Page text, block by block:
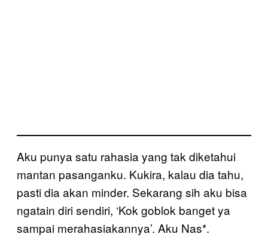
Aku punya satu rahasia yang tak diketahui
mantan pasanganku. Kukira, kalau dia tahu,
pasti dia akan minder. Sekarang sih aku bisa
ngatain diri sendiri, ‘Kok goblok banget ya
sampai merahasiakannya’. Aku Nas*.